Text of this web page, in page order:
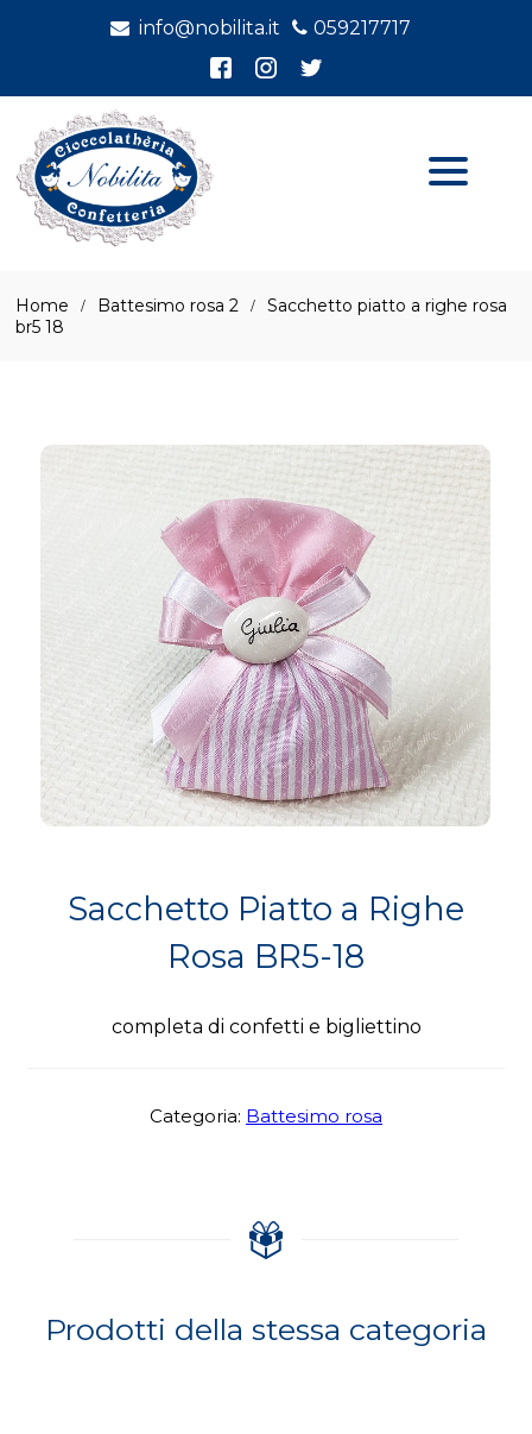
info@nobilita.it 059217717
Home Battesimo rosa 2
Sacchetto piatto a righe rosa
br5 18
Sacchetto Piatto a Righe
Rosa BR5-18
completa di confetti e bigliettino
Categoria: Battesimo rosa
Prodotti della stessa categoria